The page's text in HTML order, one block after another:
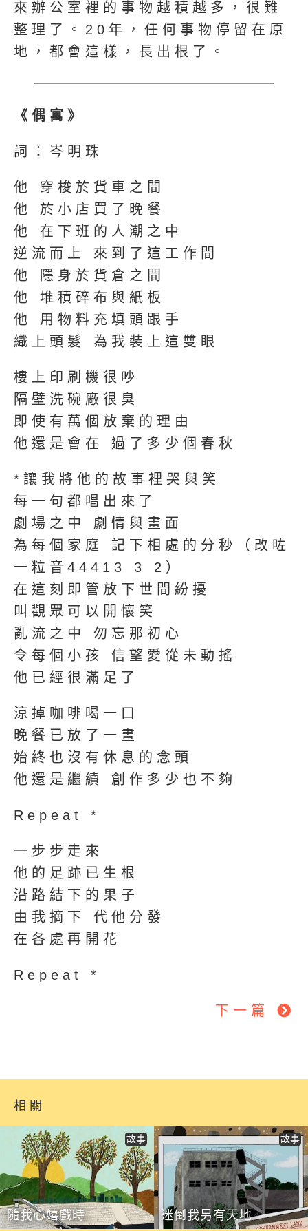
來辦公室裡的事物越積越多，很難
整理了。20年，任何事物停留在原
地，都會這樣，長出根了。
《偶寓》
詞：岑明珠
他 穿梭於貨車之間
他 於小店買了晚餐
他 在下班的人潮之中
逆流而上 來到了這工作間
他 隱身於貨倉之間
他 堆積碎布與紙板
他 用物料充填頭跟手
織上頭髮 為我裝上這雙眼
樓上印刷機很吵
隔壁洗碗廠很臭
即使有萬個放棄的理由
他還是會在 過了多少個春秋
*讓我將他的故事裡哭與笑
每一句都唱出來了
劇場之中 劇情與畫面
為每個家庭 記下相處的分秒（改咗
一粒音44413 3 2）
在這刻即管放下世間紛擾
叫觀眾可以開懷笑
亂流之中 勿忘那初心
令每個小孩 信望愛從未動搖
他已經很滿足了
涼掉咖啡喝一口
晚餐已放了一晝
始終也沒有休息的念頭
他還是繼續 創作多少也不夠
Repeat *
一步步走來
他的足跡已生根
沿路結下的果子
由我摘下 代他分發
在各處再開花
Repeat *
下一篇
相關
隨我心嬉戲時
故事
迷倒我另有天地
故事